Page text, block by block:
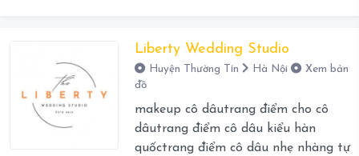
Liberty Wedding Studio
Huyện Thường Tín Hà Nội
Xem bản
đồ
makeup cô dâutrang điểm cho cô
dâutrang điểm cô dâu kiểu hàn
quốctrang điểm cô dâu nhẹ nhàng tự